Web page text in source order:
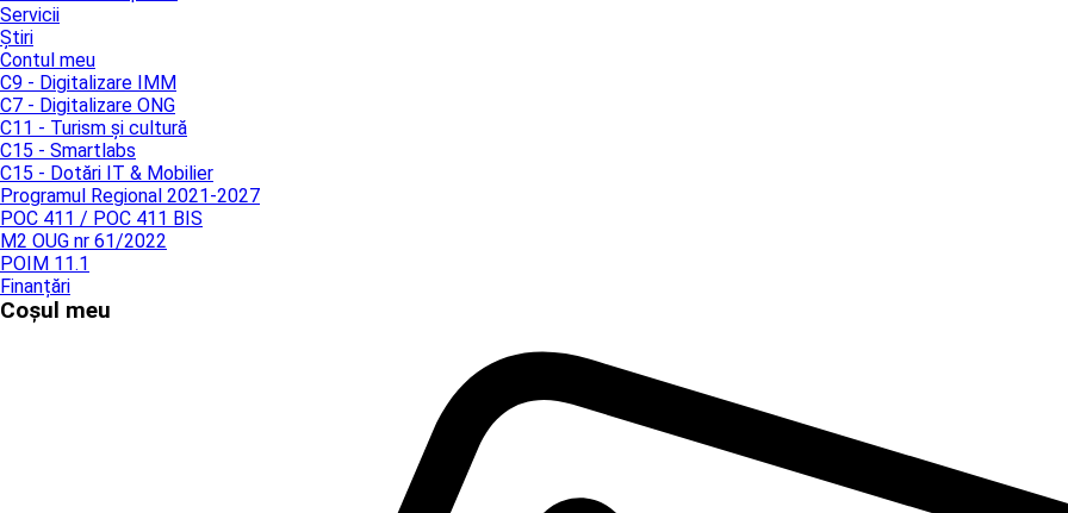
Servicii
Știri
Contul meu
C9 - Digitalizare IMM
C7 - Digitalizare ONG
C11 - Turism și cultură
C15 - Smartlabs
C15 - Dotări IT & Mobilier
Programul Regional 2021-2027
POC 411 / POC 411 BIS
M2 OUG nr 61/2022
POIM 11.1
Finanțări
Coșul meu